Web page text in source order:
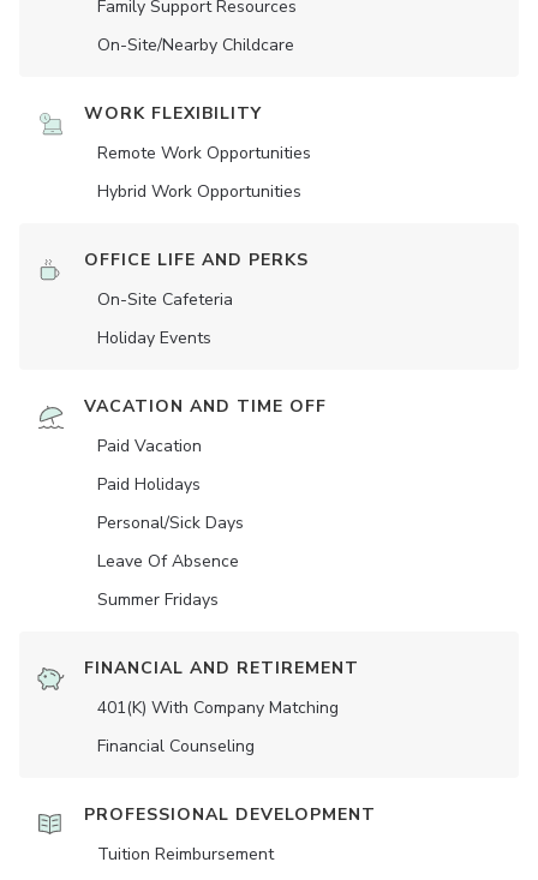
Family Support Resources
On-Site/Nearby Childcare
WORK FLEXIBILITY
Remote Work Opportunities
Hybrid Work Opportunities
OFFICE LIFE AND PERKS
On-Site Cafeteria
Holiday Events
VACATION AND TIME OFF
Paid Vacation
Paid Holidays
Personal/Sick Days
Leave Of Absence
Summer Fridays
FINANCIAL AND RETIREMENT
401(K) With Company Matching
Financial Counseling
PROFESSIONAL DEVELOPMENT
Tuition Reimbursement